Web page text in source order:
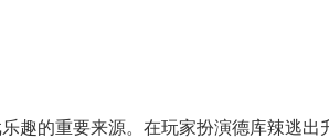
趣的重要来源。在玩家扮演德库辣逃出